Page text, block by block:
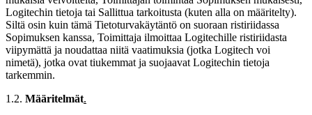
Logitechin tietoja tai Sallittua tarkoitusta (kuten alla on määritelty).
Siltä osin kuin tämä Tietoturvakäytäntö on suoraan ristiriidassa
Sopimuksen kanssa, Toimittaja ilmoittaa Logitechille ristiriidasta
viipymättä ja noudattaa niitä vaatimuksia (jotka Logitech voi
nimetä), jotka ovat tiukemmat ja suojaavat Logitechin tietoja
tarkemmin.
1.2. Määritelmät.